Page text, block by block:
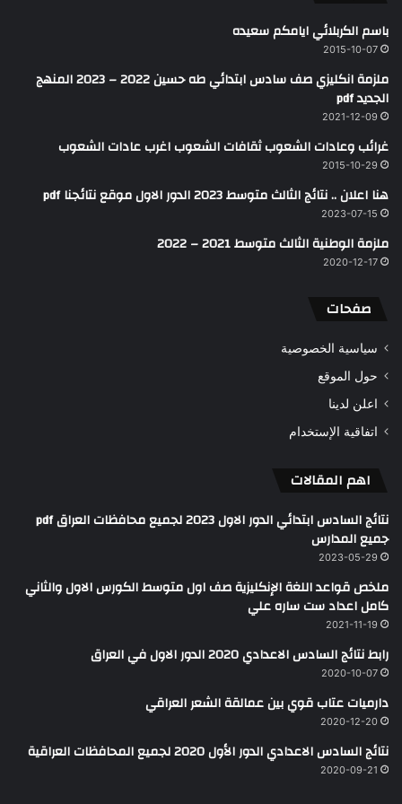
باسم الكربلائي ايامكم سعيده
2015-10-07
ملزمة انكليزي صف سادس ابتدائي طه حسين 2022 – 2023 المنهج
الجديد pdf
2021-12-09
غرائب وعادات الشعوب ثقافات الشعوب اغرب عادات الشعوب
2015-10-29
هنا اعلان .. نتائج الثالث متوسط 2023 الدور الاول موقع نتائجنا pdf
2023-07-15
ملزمة الوطنية الثالث متوسط 2021 – 2022
2020-12-17
صفحات
سياسية الخصوصية
حول الموقع
اعلن لدينا
اتفاقية الإستخدام
اهم المقالات
نتائج السادس ابتدائي الدور الاول 2023 لجميع محافظات العراق pdf
جميع المدارس
2023-05-29
ملخص قواعد اللغة الإنكليزية صف اول متوسط الكورس الاول والثاني
كامل اعداد ست ساره علي
2021-11-19
رابط نتائج السادس الاعدادي 2020 الدور الاول في العراق
2020-10-07
دارميات عتاب قوي بين عمالقة الشعر العراقي
2020-12-20
نتائج السادس الاعدادي الدور الأول 2020 لجميع المحافظات العراقية
2020-09-21